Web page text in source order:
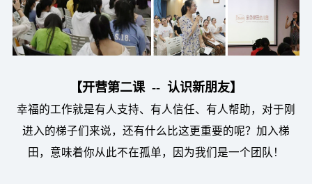
【开营第二课 -- 认识新朋友】
幸福的工作就是有人支持、有人信任、有人帮助，对于刚
进入的梯子们来说，还有什么比这更重要的呢？加入梯
田，意味着你从此不在孤单，因为我们是一个团队！